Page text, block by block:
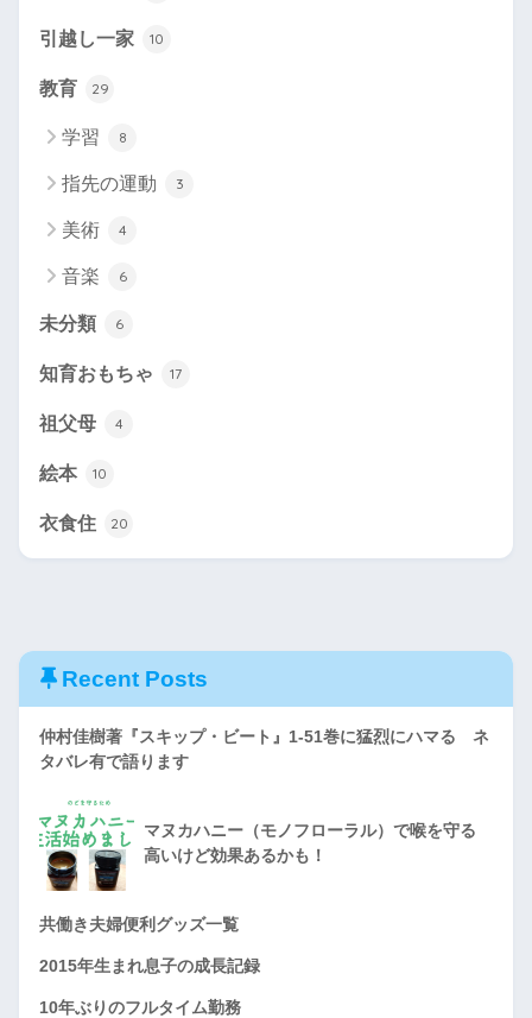
引越し一家 10
教育 29
学習 8
指先の運動 3
美術 4
音楽 6
未分類 6
知育おもちゃ 17
祖父母 4
絵本 10
衣食住 20
Recent Posts
仲村佳樹著『スキップ・ビート』1-51巻に猛烈にハマる ネ
タバレ有で語ります
マヌカハニー（モノフローラル）で喉を守る
高いけど効果あるかも！
共働き夫婦便利グッズ一覧
2015年生まれ息子の成長記録
10年ぶりのフルタイム勤務